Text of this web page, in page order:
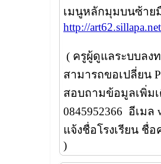
เมนูหลักมุมบนซ้าย
http://
( ครูผู้ดูแลระบบลง
สามารถขอเปลี่ยน
สอบถามข้อมูลเพิ่ม
0845952366 อีเมล
แจ้งชื่อโรงเรียน ชื่
)